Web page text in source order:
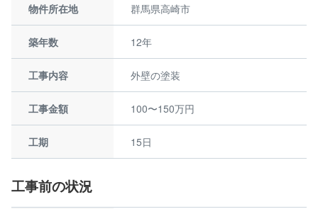
物件所在地 群馬県高崎市
築年数 12年
工事内容 外壁の塗装
工事金額 100〜150万円
工期 15日
工事前の状況